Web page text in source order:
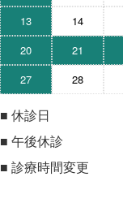
13
14
20
21
27
28
■ 休診日
■ 午後休診
■ 診療時間変更